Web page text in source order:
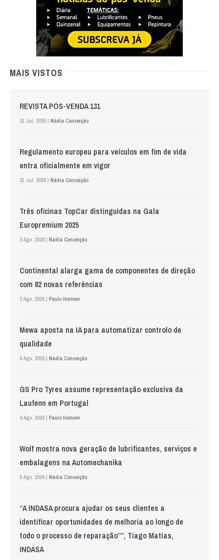
MAIS VISTOS
REVISTA PÓS-VENDA 131
31 Jul. 2026 | Nádia Conceição
Regulamento europeu para veículos em fim de vida
entra oficialmente em vigor
31 Jul. 2026 | Nádia Conceição
Três oficinas TopCar distinguidas na Gala
Europremium 2025
3 Ago. 2026 | Nádia Conceição
Continental alarga gama de componentes de direção
com 82 novas referências
3 Ago. 2026 | Paulo Homem
Mewa aposta na IA para automatizar controlo de
qualidade
5 Ago. 2026 | Nádia Conceição
GS Pro Tyres assume representação exclusiva da
Laufenn em Portugal
4 Ago. 2026 | Paulo Homem
Wolf mostra nova geração de lubrificantes, serviços e
embalagens na Automechanika
5 Ago. 2026 | Nádia Conceição
“A INDASA procura ajudar os seus clientes a
identificar oportunidades de melhoria ao longo de
todo o processo de reparação””, Tiago Matias,
INDASA